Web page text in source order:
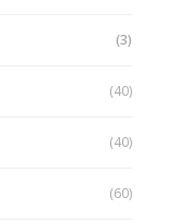
(3)
(40)
(40)
(60)